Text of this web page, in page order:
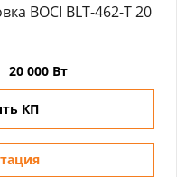
BOCI BLT-462-T 20
20 000 Вт
КП